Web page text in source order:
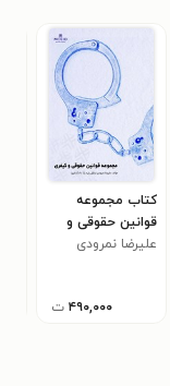
کتاب مجموعه
قوانین حقوقی و
کیفری
علیرضا نمرودی
۴۹۰,۰۰۰ ت